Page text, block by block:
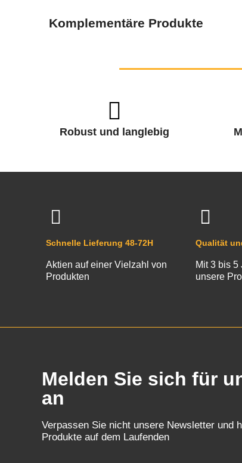
Komplementäre Produkte
Robust und langlebig
Schnelle Lieferung 48-72H
Aktien auf einer Vielzahl von
Produkten
Qualität
Mit 3 bis 5
unsere
Melden Sie sich für
an
Verpassen Sie nicht unsere Newsletter und
Produkte auf dem Laufenden